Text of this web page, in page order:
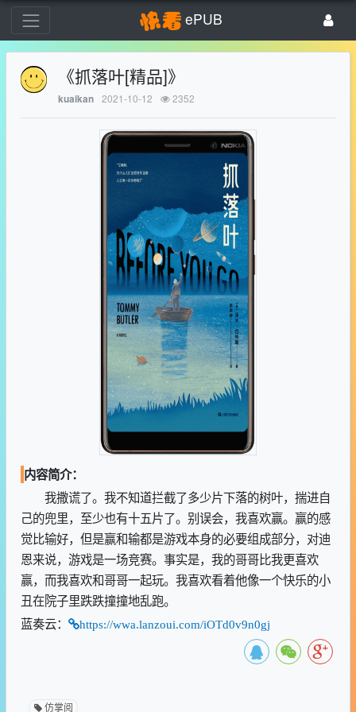
ePUB
《抓落叶[精品]》
kuaikan 2021-10-12 2352
内容简介：
我撒谎了。我不知道拦截了多少片下落的树叶，揣进自
己的兜里，至少也有十五片了。别误会，我喜欢赢。赢的感
觉比输好，但是赢和输都是游戏本身的必要组成部分，对迪
恩来说，游戏是一场竞赛。事实是，我的哥哥比我更喜欢
赢，而我喜欢和哥哥一起玩。我喜欢看着他像一个快乐的小
丑在院子里跌跌撞撞地乱跑。
蓝奏云：
https://wwa.lanzoui.com/iOTd0v9n0gj
仿掌阅